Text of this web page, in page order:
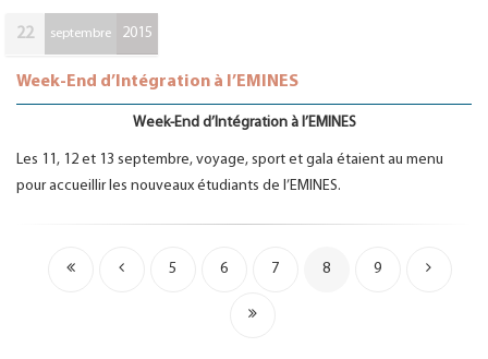
22 septembre 2015
Week-End d’Intégration à l’EMINES
Week-End d’Intégration à l’EMINES
Les 11, 12 et 13 septembre, voyage, sport et gala étaient au menu
pour accueillir les nouveaux étudiants de l’EMINES.
5 6 7 8 9